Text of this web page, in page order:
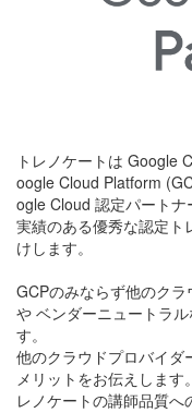
トレノケートは Google
oogle Cloud Platform
ogle Cloud 認定パートナ
実績のある優秀な認定ト
けします。
GCPのみならず他のク
や ベンダーニュートラ
す。
他のクラウドプロバイダ
メリットをお伝えします
レノケートの講師品質へ